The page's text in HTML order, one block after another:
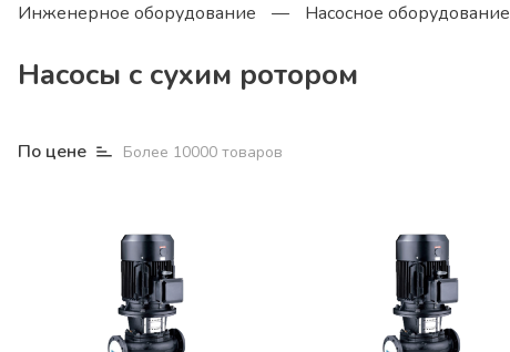
Инженерное оборудование — Насосное оборудование
Насосы с сухим ротором
По цене Более 10000 товаров